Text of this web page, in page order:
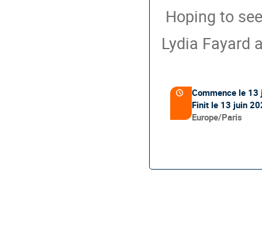
Hoping to
Lydia Fayard
de
conférence
Date/Heure
Commence le 13
Finit le 13 juin
Toutes
en
Europe/Paris